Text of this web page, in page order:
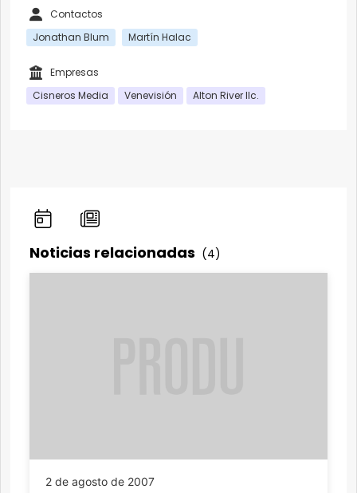
Contactos
Jonathan Blum
Martín Halac
Empresas
Cisneros Media
Venevisión Alton River llc.
Noticias relacionadas (4)
2 de agosto de 2007